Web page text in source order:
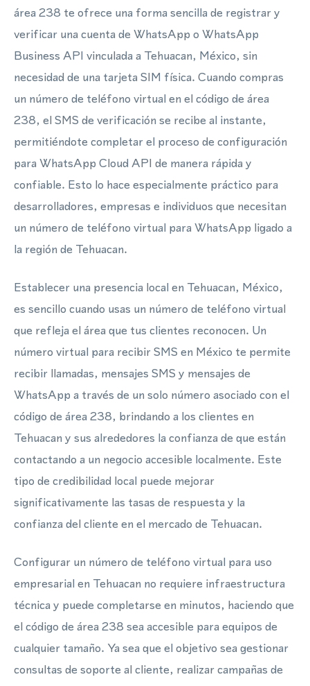
área 238 te ofrece una forma sencilla de registrar y
verificar una cuenta de WhatsApp o WhatsApp
Business API vinculada a Tehuacan, México, sin
necesidad de una tarjeta SIM física. Cuando compras
un número de teléfono virtual en el código de área
238, el SMS de verificación se recibe al instante,
permitiéndote completar el proceso de configuración
para WhatsApp Cloud API de manera rápida y
confiable. Esto lo hace especialmente práctico para
desarrolladores, empresas e individuos que necesitan
un número de teléfono virtual para WhatsApp ligado a
la región de Tehuacan.
Establecer una presencia local en Tehuacan, México,
es sencillo cuando usas un número de teléfono virtual
que refleja el área que tus clientes reconocen. Un
número virtual para recibir SMS en México te permite
recibir llamadas, mensajes SMS y mensajes de
WhatsApp a través de un solo número asociado con el
código de área 238, brindando a los clientes en
Tehuacan y sus alrededores la confianza de que están
contactando a un negocio accesible localmente. Este
tipo de credibilidad local puede mejorar
significativamente las tasas de respuesta y la
confianza del cliente en el mercado de Tehuacan.
Configurar un número de teléfono virtual para uso
empresarial en Tehuacan no requiere infraestructura
técnica y puede completarse en minutos, haciendo que
el código de área 238 sea accesible para equipos de
cualquier tamaño. Ya sea que el objetivo sea gestionar
consultas de soporte al cliente, realizar campañas de